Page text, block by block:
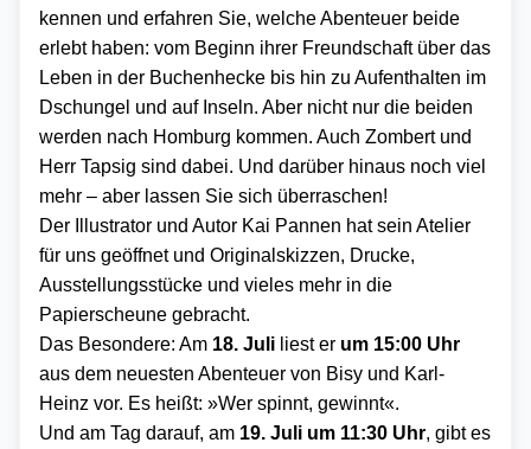
kennen und erfahren Sie, welche Abenteuer beide
erlebt haben: vom Beginn ihrer Freundschaft über das
Leben in der Buchenhecke bis hin zu Aufenthalten im
Dschungel und auf Inseln. Aber nicht nur die beiden
werden nach Homburg kommen. Auch Zombert und
Herr Tapsig sind dabei. Und darüber hinaus noch viel
mehr – aber lassen Sie sich überraschen!
Der Illustrator und Autor Kai Pannen hat sein Atelier
für uns geöffnet und Originalskizzen, Drucke,
Ausstellungsstücke und vieles mehr in die
Papierscheune gebracht.
Das Besondere: Am 18. Juli liest er um 15:00 Uhr
aus dem neuesten Abenteuer von Bisy und Karl-
Heinz vor. Es heißt: »Wer spinnt, gewinnt«.
Und am Tag darauf, am 19. Juli um 11:30 Uhr, gibt es